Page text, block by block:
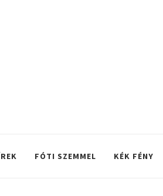
FÓTI SZEMMEL KÉK FÉNY